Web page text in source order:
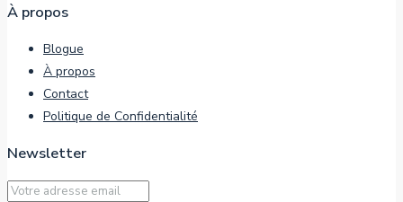
À propos
Blogue
À propos
Contact
Politique de Confidentialité
Newsletter